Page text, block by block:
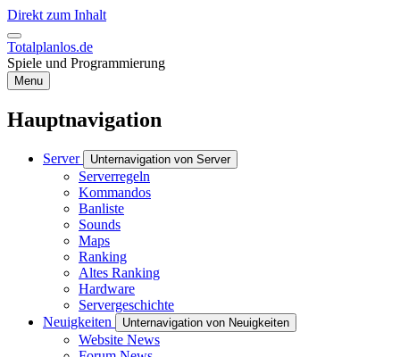
Direkt zum Inhalt
Totalplanlos.de
Spiele und Programmierung
Menu
Hauptnavigation
Server Unternavigation von Server
Serverregeln
Kommandos
Banliste
Sounds
Maps
Ranking
Altes Ranking
Hardware
Servergeschichte
Neuigkeiten
Unternavigation von Neuigkeiten
Website News